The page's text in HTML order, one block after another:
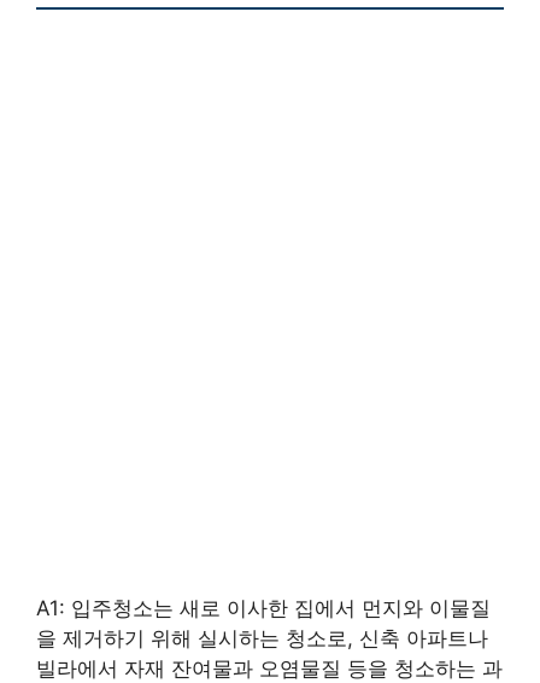
A1: 입주청소는 새로 이사한 집에서 먼지와 이물질
을 제거하기 위해 실시하는 청소로, 신축 아파트나
빌라에서 자재 잔여물과 오염물질 등을 청소하는 과